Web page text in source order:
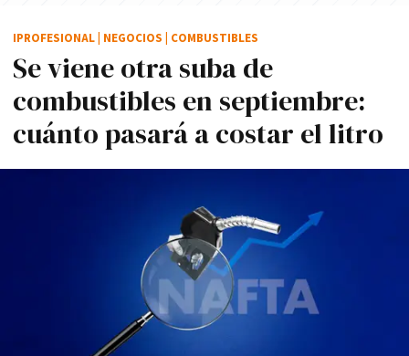
Se viene otra suba de
combustibles en septiembre:
cuánto pasará a costar el litro
IPROFESIONAL NEGOCIOS COMBUSTIBLES